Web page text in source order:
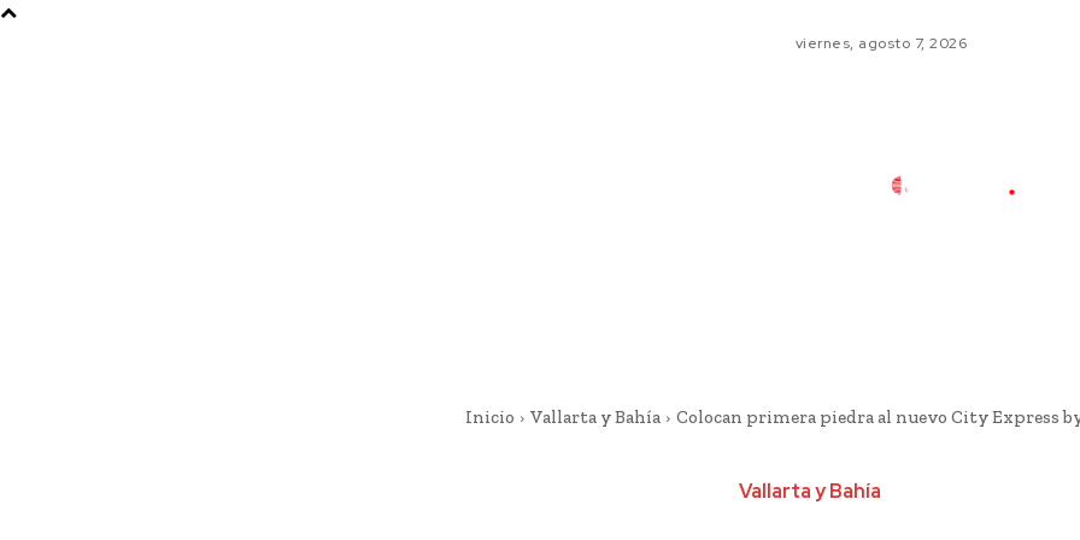
viernes, agosto 7, 2026
Inicio Vallarta y Bahía Colocan primera piedra al nuevo City Express
Vallarta y Bahía